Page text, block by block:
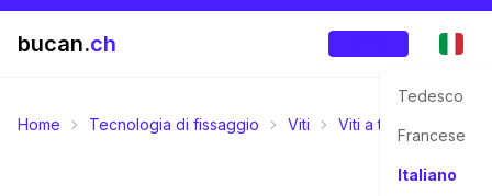
bucan.ch
Tedesco
Francese
Italiano
Home Tecnologia di fissaggio Viti Viti a testa bombata